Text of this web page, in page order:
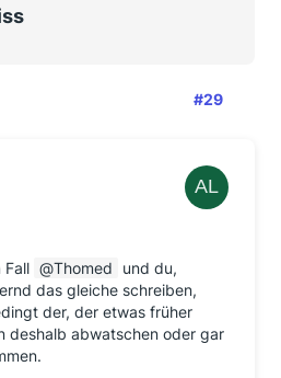
#29
Fall
Thomed
und du,
das gleiche schreiben,
der, der etwas früher
deshalb abwatschen oder gar